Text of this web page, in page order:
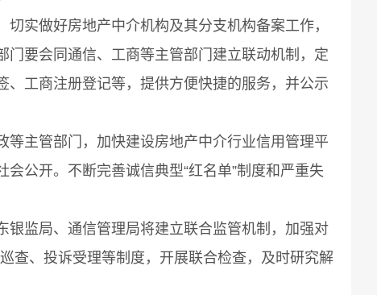
实做好房地产中介机构及其分支机构备案工作，
要会同通信、工商等主管部门建立联动机制，定
工商注册登记等，提供方便快捷的服务，并公示
主管部门，加快建设房地产中介行业信用管理平
公开。不断完善诚信典型“红名单”制度和严重失
监局、通信管理局将建立联合监管机制，加强对
查、投诉受理等制度，开展联合检查，及时研究解